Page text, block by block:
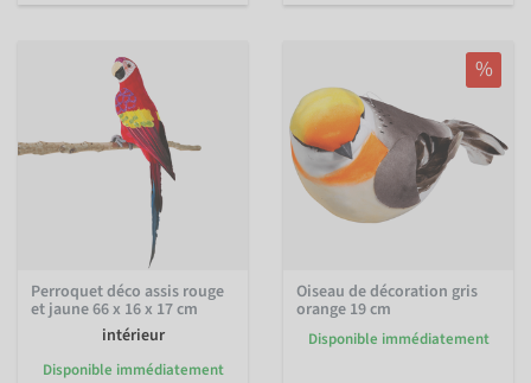
Perroquet déco assis rouge
et jaune 66 x 16 x 17 cm
intérieur
Disponible immédiatement
%
Oiseau de décoration gris
orange 19 cm
Disponible immédiatement